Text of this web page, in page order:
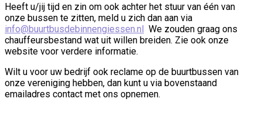
Heeft u/jij tijd en zin om ook achter het stuur van één van
onze bussen te zitten, meld u zich dan aan via
info@buurtbusdebinnengiessen.nl We zouden graag ons
chauffeursbestand wat uit willen breiden. Zie ook onze
website voor verdere informatie.
Wilt u voor uw bedrijf ook reclame op de buurtbussen van
onze vereniging hebben, dan kunt u via bovenstaand
emailadres contact met ons opnemen.